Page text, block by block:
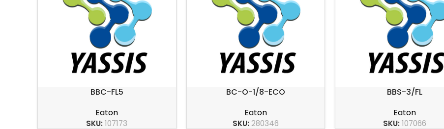
BBC-FL5
Eaton
SKU:107173
BC-O-1/8-ECO
Eaton
SKU:280346
BBS-3/FL
Eaton
SKU:107066